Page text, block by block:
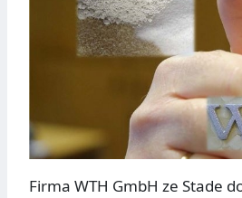
Firma WTH GmbH ze Stade